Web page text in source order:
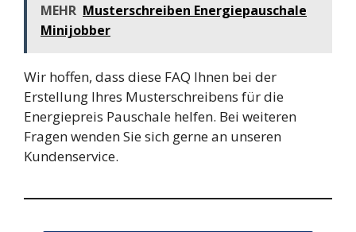
MEHR Musterschreiben Energiepauschale
Minijobber
Wir hoffen, dass diese FAQ Ihnen bei der
Erstellung Ihres Musterschreibens für die
Energiepreis Pauschale helfen. Bei weiteren
Fragen wenden Sie sich gerne an unseren
Kundenservice.